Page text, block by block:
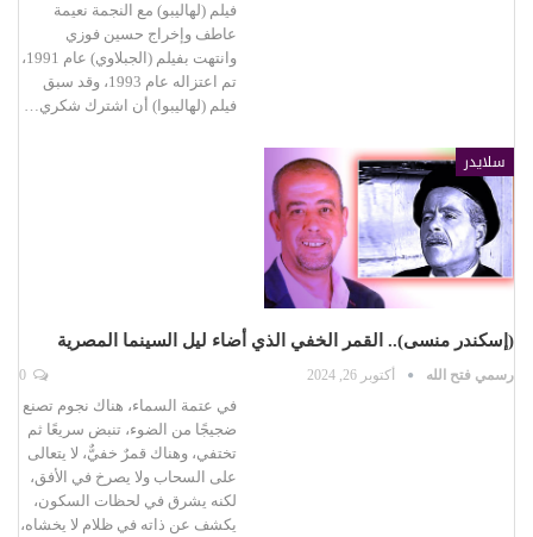
فيلم (لهاليبو) مع النجمة نعيمة
عاطف وإخراج حسين فوزي
وانتهت بفيلم (الجبلاوي) عام 1991،
تم اعتزاله عام 1993، وقد سبق
فيلم (لهاليبوا) أن اشترك شكري…
سلايدر
(إسكندر منسى).. القمر الخفي الذي أضاء ليل السينما المصرية
رسمي فتح الله أكتوبر 26, 2024
في عتمة السماء، هناك نجوم تصنع
ضجيجًا من الضوء، تنبض سريعًا ثم
تختفي، وهناك قمرٌ خفيٌّ، لا يتعالى
على السحاب ولا يصرخ في الأفق،
لكنه يشرق في لحظات السكون،
يكشف عن ذاته في ظلام لا يخشاه،